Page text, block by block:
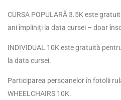
CURSA POPULARĂ 3.5K este
ani împliniți la data cursei – doar
INDIVIDUAL 10K este gratuită
la data cursei.
Participarea persoanelor în fotolii
WHEELCHAIRS 10K.